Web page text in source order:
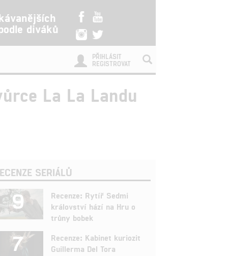
diváků
PŘIHLÁSIT
REGISTROVAT
La La Landu
SERIÁLŮ
9
Recenze: Rytíř Sedmi
království hází na Hru o
trůny bobek
7
Recenze: Kabinet kuriozit
Guillerma Del Tora